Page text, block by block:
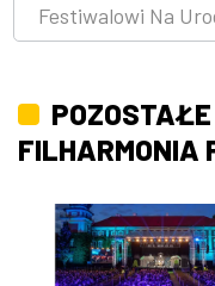
Festiwalowi Na
FILHARMONIA